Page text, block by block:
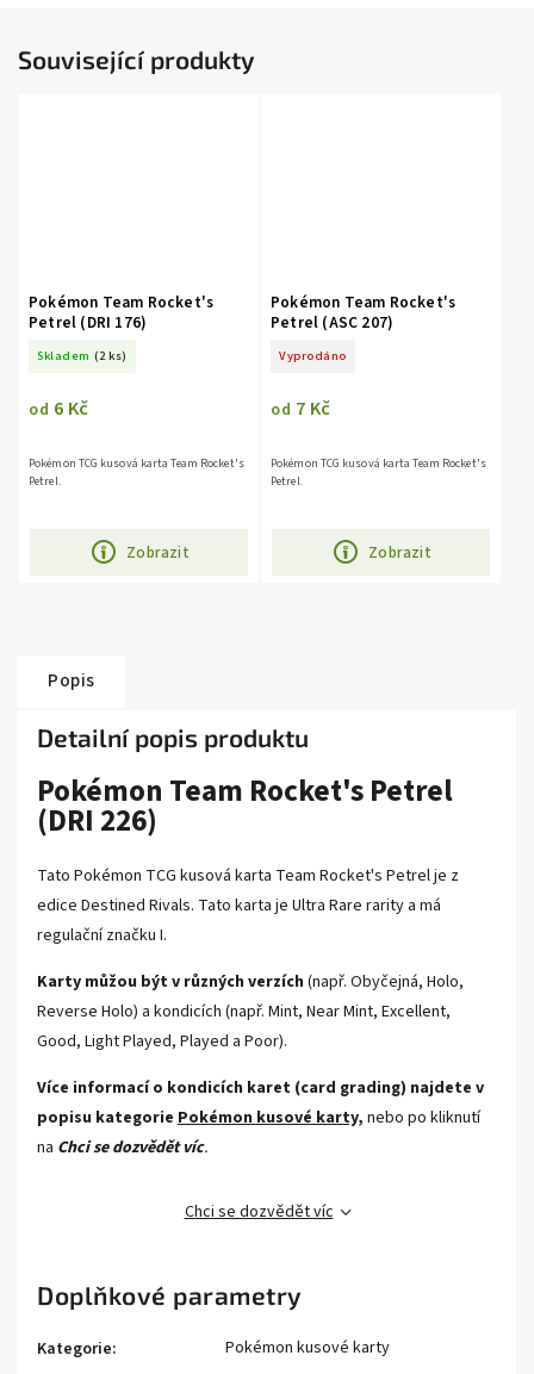
Související produkty
Pokémon Team Rocket's
Petrel (DRI 176)
Skladem (2 ks)
od 6 Kč
Zobrazit
Pokémon TCG kusová karta Team Rocket's
Petrel.
Pokémon Team Rocket's
Petrel (ASC 207)
Vyprodáno
od 7 Kč
Zobrazit
Pokémon TCG kusová karta Team Rocket's
Petrel.
Popis
Detailní popis produktu
Pokémon Team Rocket's Petrel
(DRI 226)
Tato Pokémon TCG kusová karta Team Rocket's Petrel je z
edice Destined Rivals. Tato karta je Ultra Rare rarity a má
regulační značku I.
Karty můžou být v různých verzích (např. Obyčejná, Holo,
Reverse Holo) a kondicích (např. Mint, Near Mint, Excellent,
Good, Light Played, Played a Poor).
Více informací o kondicích karet (card grading) najdete v
popisu kategorie Pokémon kusové karty, nebo po kliknutí
na Chci se dozvědět víc.
Chci se dozvědět víc
Doplňkové parametry
Kategorie:
Pokémon kusové karty